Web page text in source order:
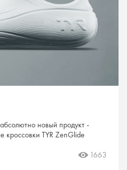
новый продукт -
кроссовки TYR ZenGlide
1663